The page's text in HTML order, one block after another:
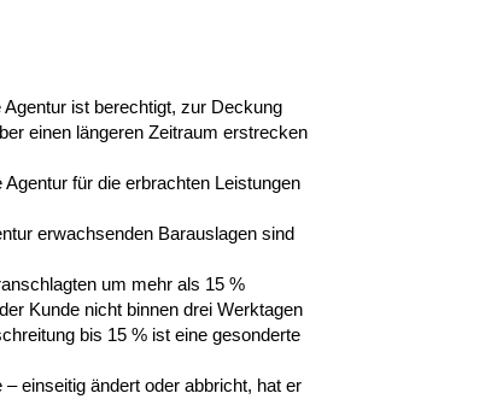
ist berechtigt, zur Deckung
einen längeren Zeitraum erstrecken
für die erbrachten Leistungen
erwachsenden Barauslagen sind
um mehr als 15 %
Kunde nicht binnen drei Werktagen
bis 15 % ist eine gesonderte
einseitig ändert oder abbricht, hat er